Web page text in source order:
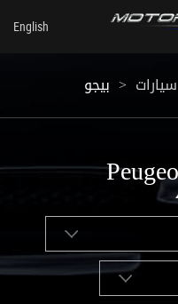
سيارات > بيجو